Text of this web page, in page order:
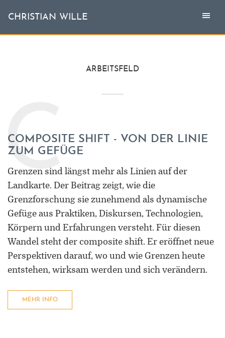
CHRISTIAN WILLE
Toggle
Aktuell
Themen
Publikationen
Vita
CHRISTIAN WILLE
ARBEITSFELD
COMPOSITE SHIFT - VON DER LINIE
ZUM GEFÜGE
C
Grenzen sind längst mehr als Linien auf der
Landkarte. Der Beitrag zeigt, wie die
Grenzforschung sie zunehmend als dynamische
Gefüge aus Praktiken, Diskursen, Technologien,
Körpern und Erfahrungen versteht. Für diesen
Wandel steht der composite shift. Er eröffnet neue
Perspektiven darauf, wo und wie Grenzen heute
entstehen, wirksam werden und sich verändern.
MEHR INFO